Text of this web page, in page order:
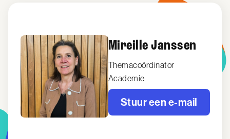
Mireille Janssen
Themacoördinator
Academie
Stuur een e-mail